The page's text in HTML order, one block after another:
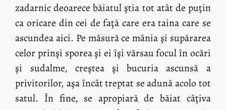
zadarnic deoarece băiatul ştia tot atât de puţin
ca oricare din cei de faţă care era taina care se
ascundea aici. Pe măsură ce mânia şi supărarea
celor prinşi sporea şi ei îşi vărsau focul în ocări
şi sudalme, creştea şi bucuria ascunsă a
privitorilor, aşa încât treptat se adună acolo tot
satul. În fine, se apropiară de băiat câţiva